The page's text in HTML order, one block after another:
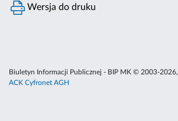
Wersja do druku
Biuletyn Informacji Publicznej - BIP MK © 2003-2026,
ACK Cyfronet AGH